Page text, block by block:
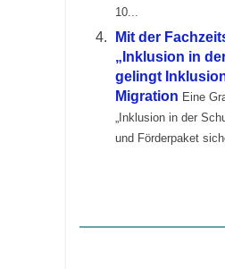
10...
Mit der
„Inklusion in
gelingt
Migration Eine
„Inklusion in der
und Förderpaket